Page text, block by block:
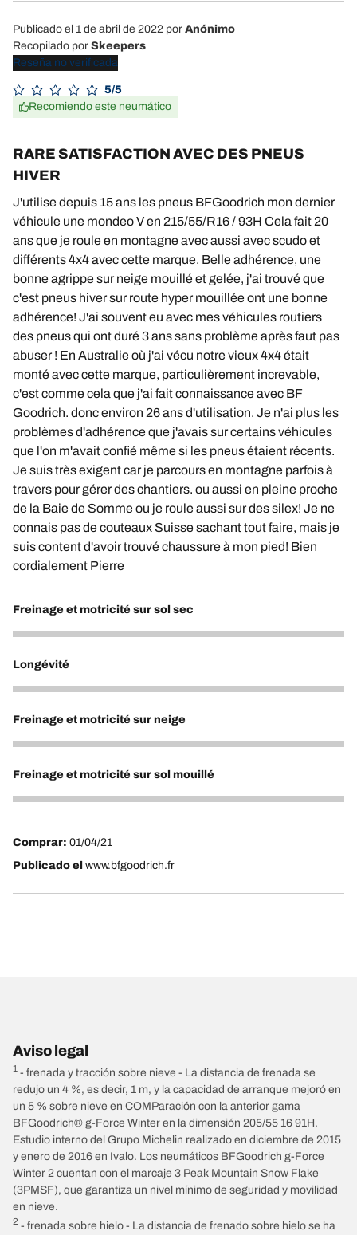
Publicado el 1 de abril de 2022 por Anónimo
Recopilado por Skeepers
Reseña no verificada
5/5
Recomiendo este neumático
RARE SATISFACTION AVEC DES PNEUS
HIVER
J'utilise depuis 15 ans les pneus BFGoodrich mon dernier
véhicule une mondeo V en 215/55/R16 / 93H Cela fait 20
ans que je roule en montagne avec aussi avec scudo et
différents 4x4 avec cette marque. Belle adhérence, une
bonne agrippe sur neige mouillé et gelée, j'ai trouvé que
c'est pneus hiver sur route hyper mouillée ont une bonne
adhérence! J'ai souvent eu avec mes véhicules routiers
des pneus qui ont duré 3 ans sans problème après faut pas
abuser ! En Australie où j'ai vécu notre vieux 4x4 était
monté avec cette marque, particulièrement increvable,
c'est comme cela que j'ai fait connaissance avec BF
Goodrich. donc environ 26 ans d'utilisation. Je n'ai plus les
problèmes d'adhérence que j'avais sur certains véhicules
que l'on m'avait confié même si les pneus étaient récents.
Je suis très exigent car je parcours en montagne parfois à
travers pour gérer des chantiers. ou aussi en pleine proche
de la Baie de Somme ou je roule aussi sur des silex! Je ne
connais pas de couteaux Suisse sachant tout faire, mais je
suis content d'avoir trouvé chaussure à mon pied! Bien
cordialement Pierre
Freinage et motricité sur sol sec
5
Longévité
5
Freinage et motricité sur neige
5
Freinage et motricité sur sol mouillé
5
Comprar: 01/04/21
Publicado el www.bfgoodrich.fr
Aviso legal
1 - frenada y tracción sobre nieve - La distancia de frenada se
redujo un 4 %, es decir, 1 m, y la capacidad de arranque mejoró en
un 5 % sobre nieve en COMParación con la anterior gama
BFGoodrich® g-Force Winter en la dimensión 205/55 16 91H.
Estudio interno del Grupo Michelin realizado en diciembre de 2015
y enero de 2016 en Ivalo. Los neumáticos BFGoodrich g-Force
Winter 2 cuentan con el marcaje 3 Peak Mountain Snow Flake
(3PMSF), que garantiza un nivel mínimo de seguridad y movilidad
en nieve.
2 - frenada sobre hielo - La distancia de frenado sobre hielo se ha